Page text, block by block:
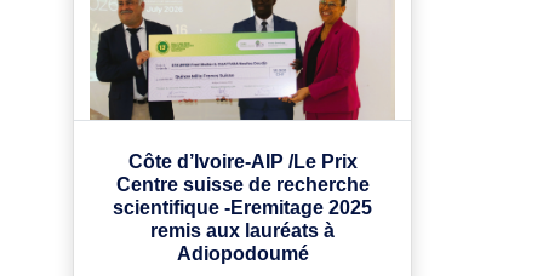
Côte d’Ivoire-AIP /Le Prix
Centre suisse de recherche
scientifique -Eremitage 2025
remis aux lauréats à
Adiopodoumé